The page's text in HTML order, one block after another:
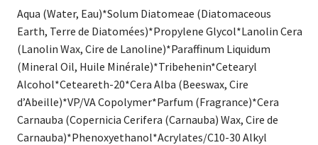
Aqua (Water, Eau)*Solum Diatomeae (Diatomaceous
Earth, Terre de Diatomées)*Propylene Glycol*Lanolin Cera
(Lanolin Wax, Cire de Lanoline)*Paraffinum Liquidum
(Mineral Oil, Huile Minérale)*Tribehenin*Cetearyl
Alcohol*Ceteareth-20*Cera Alba (Beeswax, Cire
d’Abeille)*VP/VA Copolymer*Parfum (Fragrance)*Cera
Carnauba (Copernicia Cerifera (Carnauba) Wax, Cire de
Carnauba)*Phenoxyethanol*Acrylates/C10-30 Alkyl